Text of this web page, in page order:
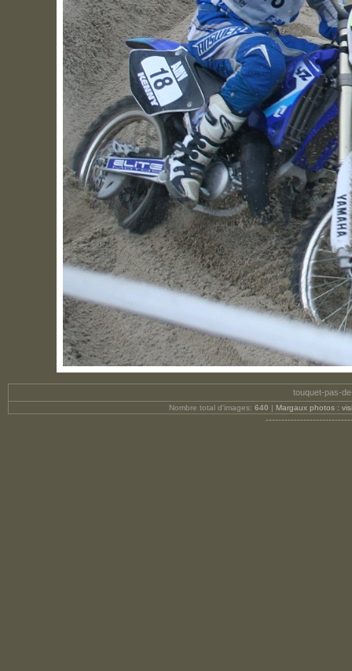
touquet-pas-
Nombre total d'images: 640 | Margaux photos :